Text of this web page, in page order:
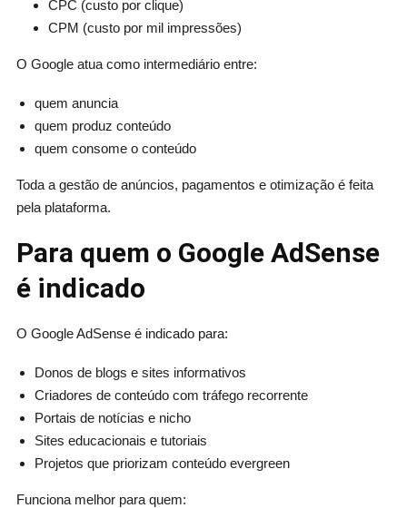
CPC (custo por clique)
CPM (custo por mil impressões)
O Google atua como intermediário entre:
quem anuncia
quem produz conteúdo
quem consome o conteúdo
Toda a gestão de anúncios, pagamentos e otimização é feita
pela plataforma.
Para quem o Google AdSense
é indicado
O Google AdSense é indicado para:
Donos de blogs e sites informativos
Criadores de conteúdo com tráfego recorrente
Portais de notícias e nicho
Sites educacionais e tutoriais
Projetos que priorizam conteúdo evergreen
Funciona melhor para quem: